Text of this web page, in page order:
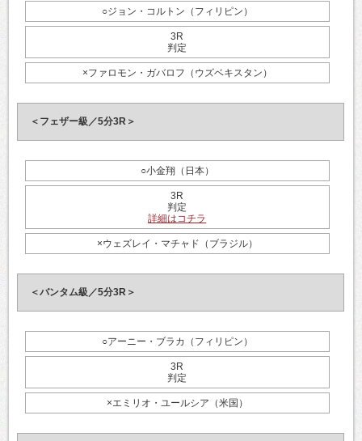
○ジョン・コルトン（フィリピン）
3R
判定
×ファロモン・ガバロフ（ウズベキスタン）
＜フェザー級／5分3R＞
○小金翔（日本）
3R
判定
詳細はコチラ
×ウェズレイ・マチャド（ブラジル）
＜バンタム級／5分3R＞
○アーニー・ブラカ（フィリピン）
3R
判定
×エミリオ・ユールシア（米国）